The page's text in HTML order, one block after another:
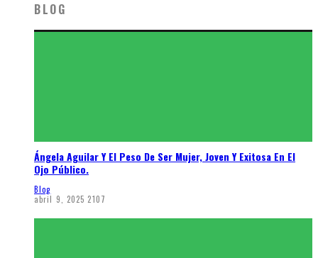
BLOG
Ángela Aguilar Y El Peso De Ser Mujer, Joven Y Exitosa En El
Ojo Público.
Blog
abril 9, 2025 2107